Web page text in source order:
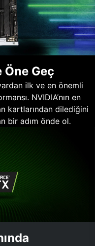
Geç
ilk ve en önemli
NVIDIA’nın en
kartlarından dilediğini
bir adım önde ol.